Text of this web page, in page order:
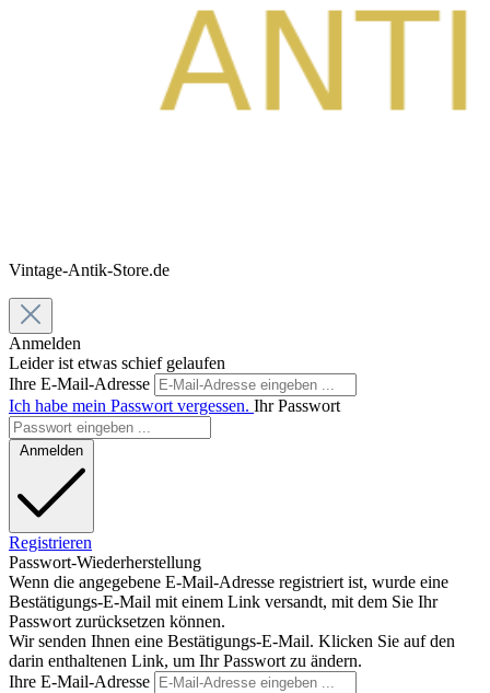
Vintage-Antik-Store.de
Anmelden
Leider ist etwas schief gelaufen
Ihre E-Mail-Adresse
Ich habe mein Passwort vergessen. Ihr Passwort
Anmelden
Registrieren
Passwort-Wiederherstellung
Wenn die angegebene E-Mail-Adresse registriert ist, wurde eine
Bestätigungs-E-Mail mit einem Link versandt, mit dem Sie Ihr
Passwort zurücksetzen können.
Wir senden Ihnen eine Bestätigungs-E-Mail. Klicken Sie auf den
darin enthaltenen Link, um Ihr Passwort zu ändern.
Ihre E-Mail-Adresse